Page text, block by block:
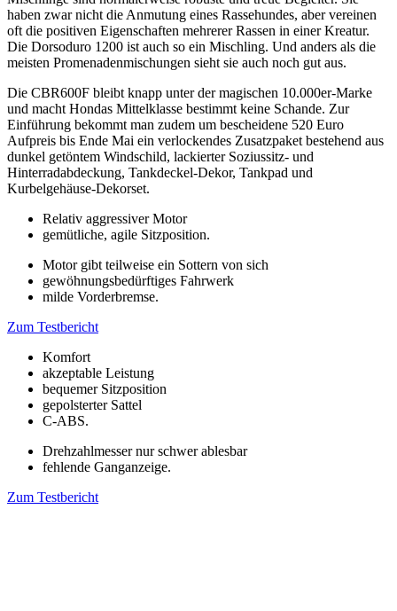
haben zwar nicht die Anmutung eines Rassehundes, aber vereinen
oft die positiven Eigenschaften mehrerer Rassen in einer Kreatur.
Die Dorsoduro 1200 ist auch so ein Mischling. Und anders als die
meisten Promenadenmischungen sieht sie auch noch gut aus.
Die CBR600F bleibt knapp unter der magischen 10.000er-Marke
und macht Hondas Mittelklasse bestimmt keine Schande. Zur
Einführung bekommt man zudem um bescheidene 520 Euro
Aufpreis bis Ende Mai ein verlockendes Zusatzpaket bestehend aus
dunkel getöntem Windschild, lackierter Soziussitz- und
Hinterradabdeckung, Tankdeckel-Dekor, Tankpad und
Kurbelgehäuse-Dekorset.
Relativ aggressiver Motor
gemütliche, agile Sitzposition.
Motor gibt teilweise ein Sottern von sich
gewöhnungsbedürftiges Fahrwerk
milde Vorderbremse.
Zum Testbericht
Komfort
akzeptable Leistung
bequemer Sitzposition
gepolsterter Sattel
C-ABS.
Drehzahlmesser nur schwer ablesbar
fehlende Ganganzeige.
Zum Testbericht